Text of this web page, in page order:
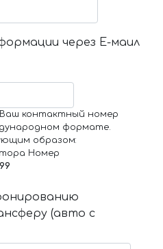
через Е-маил
контактный номер
формате.
образом:
Номер
(авто с